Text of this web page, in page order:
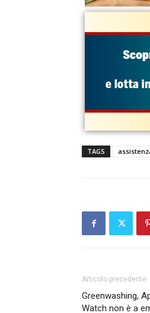
TAGS
Articolo precedente
Greenwashing,
Watch non è a